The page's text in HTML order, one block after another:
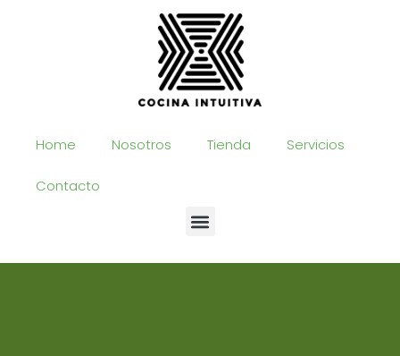
Home Nosotros Tienda Servicios
Contacto